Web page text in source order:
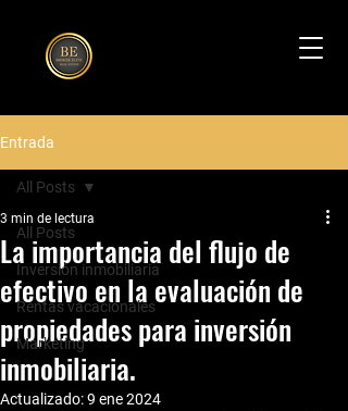
Entrada
All Posts
Inversión inmobiliaria
Rentas vacacionales
Marketing
All Posts
La importancia del flujo de
efectivo en la evaluación de
propiedades para inversión
inmobiliaria.
3 min de lectura
Actualizado:9 ene 2024